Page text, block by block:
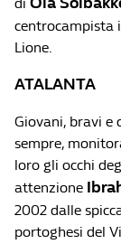
centrocampista
Lione.
ATALANTA
Giovani, bravi e
sempre,
loro gli occhi
attenzione
2002 dalle
portoghesi del